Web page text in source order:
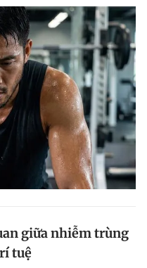
giữa nhiễm trùng
tuệ